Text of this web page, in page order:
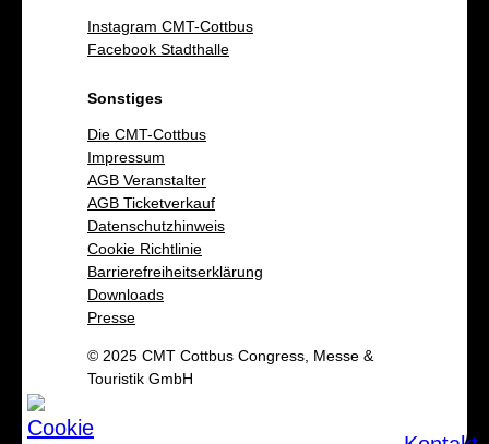
Instagram CMT-Cottbus
Facebook Stadthalle
Sonstiges
Die CMT-Cottbus
Impressum
AGB Veranstalter
AGB Ticketverkauf
Datenschutzhinweis
Cookie Richtlinie
Barrierefreiheitserklärung
Downloads
Presse
© 2025 CMT Cottbus Congress, Messe &
Touristik GmbH